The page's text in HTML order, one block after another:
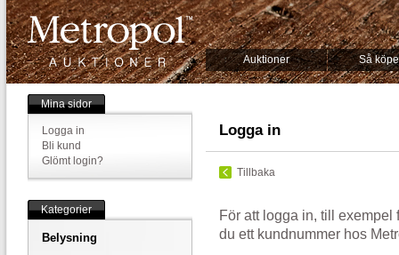
Auktioner Så
Mina sidor
Logga in
Bli kund
Glömt login?
Kategorier
Belysning
Logga in
Tillbaka
För att logga in, till exempel
du ett kundnummer hos